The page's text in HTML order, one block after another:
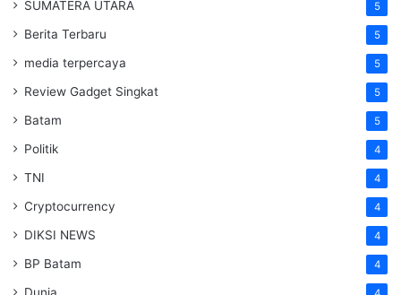
SUMATERA UTARA 5
Berita Terbaru 5
media terpercaya 5
Review Gadget Singkat 5
Batam 5
Politik 4
TNI 4
Cryptocurrency 4
DIKSI NEWS 4
BP Batam 4